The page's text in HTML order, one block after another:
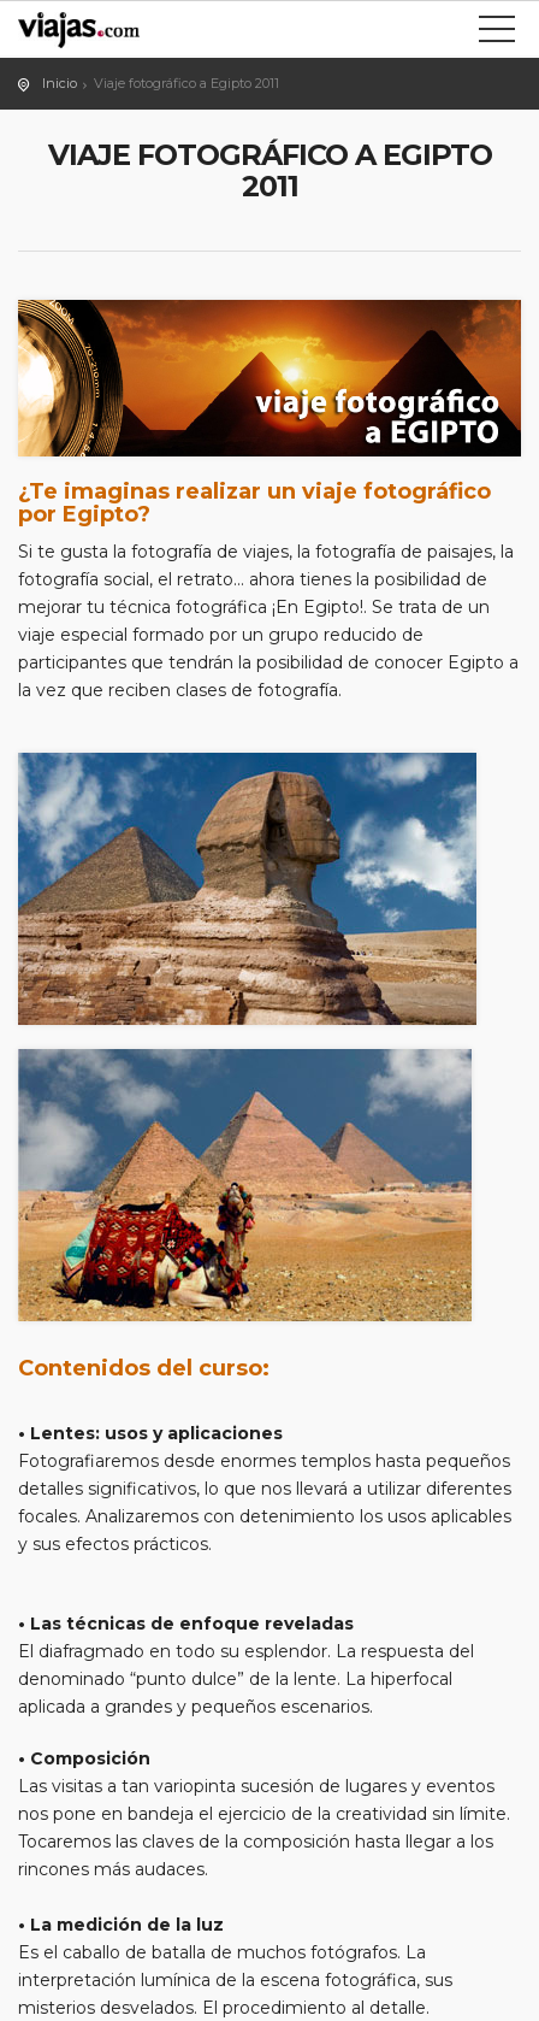
Inicio Viaje fotográfico a Egipto 2011
VIAJE FOTOGRÁFICO A EGIPTO
2011
¿Te imaginas realizar un viaje fotográfico
por Egipto?
Si te gusta la fotografía de viajes, la fotografía de paisajes, la
fotografía social, el retrato... ahora tienes la posibilidad de
mejorar tu técnica fotográfica ¡En Egipto!. Se trata de un
viaje especial formado por un grupo reducido de
participantes que tendrán la posibilidad de conocer Egipto a
la vez que reciben clases de fotografía.
Contenidos del curso:
• Lentes: usos y aplicaciones
Fotografiaremos desde enormes templos hasta pequeños
detalles significativos, lo que nos llevará a utilizar diferentes
focales. Analizaremos con detenimiento los usos aplicables
y sus efectos prácticos.
• Las técnicas de enfoque reveladas
El diafragmado en todo su esplendor. La respuesta del
denominado “punto dulce” de la lente. La hiperfocal
aplicada a grandes y pequeños escenarios.
• Composición
Las visitas a tan variopinta sucesión de lugares y eventos
nos pone en bandeja el ejercicio de la creatividad sin límite.
Tocaremos las claves de la composición hasta llegar a los
rincones más audaces.
• La medición de la luz
Es el caballo de batalla de muchos fotógrafos. La
interpretación lumínica de la escena fotográfica, sus
misterios desvelados. El procedimiento al detalle.